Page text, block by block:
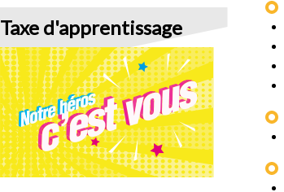
Taxe d'apprentissage